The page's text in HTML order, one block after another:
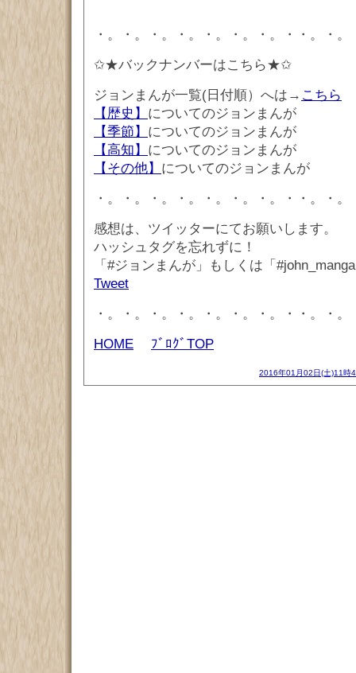
・。・。・。・。・。・。・。・・。・
✩★バックナンバーはこちら★✩
ジョンまんが一覧(日付順）へは→ こちら
【歴史】 についてのジョンまんが
【季節】 についてのジョンまんが
【高知】 についてのジョンまんが
【その他】 についてのジョンまんが
・。・。・。・。・。・。・。・・。・
感想は、ツイッターにてお願いします。
ハッシュタグを忘れずに！
「#ジョンまんが」もしくは「
Tweet
・。・。・。・。・。・。・。・・。・
HOME
ﾌﾞﾛｸﾞTOP
2016年01月02日(土)11時